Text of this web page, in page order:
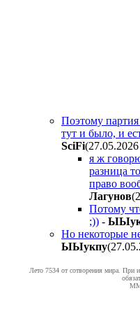
Поэтому
тут и было, и
SciFi
я ж
разница
право
Лaгyнoв
Потому
;)) -
Но некоторые
ЫЫyкпy
Лето 7534 от сотворения мира. При